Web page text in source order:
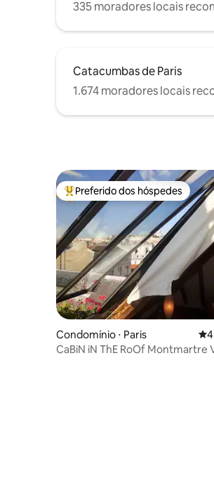
335 moradores locais
Catacumbas de Paris
1.674 moradores locais
Entre os melhores preferidos dos
Preferido dos hóspedes
Condomínio ⋅ Paris
CaBiN iN ThE RoOf